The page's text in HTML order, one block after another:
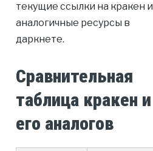
текущие ссылки на кракен и
аналогичные ресурсы в
даркнете.
Сравнительная
таблица кракен и
его аналогов